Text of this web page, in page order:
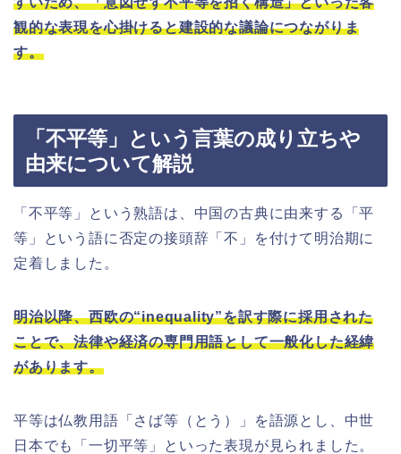
観的な表現を心掛けると建設的な議論につながりま
す。
「不平等」という言葉の成り立ちや
由来について解説
「不平等」という熟語は、中国の古典に由来する「平
等」という語に否定の接頭辞「不」を付けて明治期に
定着しました。
明治以降、西欧の“inequality”を訳す際に採用された
ことで、法律や経済の専門用語として一般化した経緯
があります。
平等は仏教用語「さば等（とう）」を語源とし、中世
日本でも「一切平等」といった表現が見られました。